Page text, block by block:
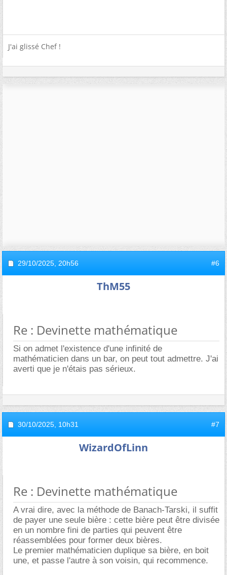
J'ai glissé Chef !
29/10/2025, 20h56 #6
ThM55
Re : Devinette mathématique
Si on admet l'existence d'une infinité de
mathématicien dans un bar, on peut tout admettre. J'ai
averti que je n'étais pas sérieux.
30/10/2025, 10h31 #7
WizardOfLinn
Re : Devinette mathématique
A vrai dire, avec la méthode de Banach-Tarski, il suffit
de payer une seule bière : cette bière peut être divisée
en un nombre fini de parties qui peuvent être
réassemblées pour former deux bières.
Le premier mathématicien duplique sa bière, en boit
une, et passe l'autre à son voisin, qui recommence.